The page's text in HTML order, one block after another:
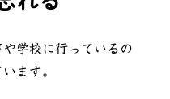
学校に行っているの
ます。